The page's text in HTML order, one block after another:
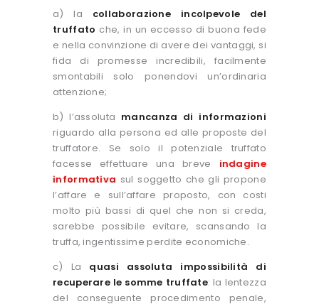
a) la collaborazione incolpevole del
truffato che, in un eccesso di buona fede
e nella convinzione di avere dei vantaggi, si
fida di promesse incredibili, facilmente
smontabili solo ponendovi un’ordinaria
attenzione;
b) l’assoluta mancanza di informazioni
riguardo alla persona ed alle proposte del
truffatore. Se solo il potenziale truffato
facesse effettuare una breve indagine
informativa sul soggetto che gli propone
l’affare e sull’affare proposto, con costi
molto più bassi di quel che non si creda,
sarebbe possibile evitare, scansando la
truffa, ingentissime perdite economiche.
c) La quasi assoluta impossibilità di
recuperare le somme truffate: la lentezza
del conseguente procedimento penale,